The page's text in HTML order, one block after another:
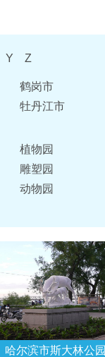
Y Z
鹤岗市
牡丹江市
植物园
雕塑园
动物园
哈尔滨市斯大林公园